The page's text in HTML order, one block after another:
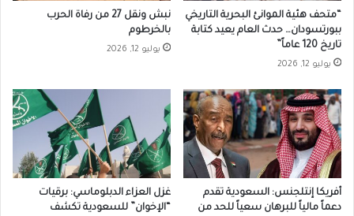
“متحف هئية الموانئ البحرية التاريخي
ببورتسودان… حدث العام يعيد كتابة
تاريخ 120 عاماً”
يوليو 12, 2026
نبش ونقل 27 من رفاة الحرب
بالخرطوم
يوليو 12, 2026
أفريكا إنتلجنس: السعودية تقدم
دعماً مالياً للبرهان سعياً للحد من
غزل العزاء الدبلوماسي: برقيات
“الإخوان” للسعودية تكشف